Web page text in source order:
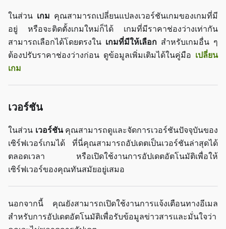
ในส่วน เกม คุณสามารถเปลี่ยนแปลงเวอร์ชันเกมของเกมที่มี
อยู่ หรือจะติดตั้งเกมใหม่ก็ได้ เกมที่มีราคาช่องว่างเท่ากัน
สามารถเลือกได้โดยตรงใน เกมที่มีให้เลือก สำหรับเกมอื่น ๆ
ต้องปรับราคาช่องว่างก่อน ดูข้อมูลเพิ่มเติมได้ในคู่มือ เปลี่ยน
เกม
เวอร์ชัน
ในส่วน เวอร์ชันคุณสามารถดูและจัดการเวอร์ชันปัจจุบันของ
เซิร์ฟเวอร์เกมได้ ที่นี่คุณสามารถอัปเดตเป็นเวอร์ชันล่าสุดได้
ตลอดเวลา หรือเปิดใช้งานการอัปเดตอัตโนมัติเพื่อให้
เซิร์ฟเวอร์ของคุณทันสมัยอยู่เสมอ
นอกจากนี้ คุณยังสามารถเปิดใช้งานการแจ้งเตือนทางอีเมล
สำหรับการอัปเดตอัตโนมัติเพื่อรับข้อมูลข่าวสารและมั่นใจว่า